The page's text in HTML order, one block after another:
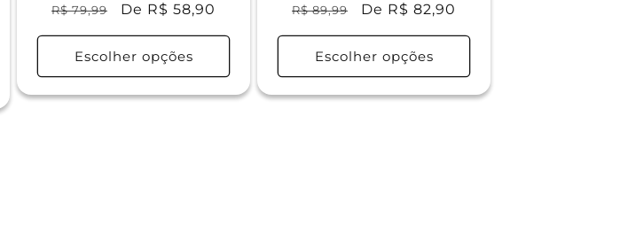
Preço
normal
R$ 79,99
Preço
promocional
De R$ 58,90
Escolher opções
Preço
normal
R$ 89,99
Preço
promocional
De R$ 82,90
Escolher opções